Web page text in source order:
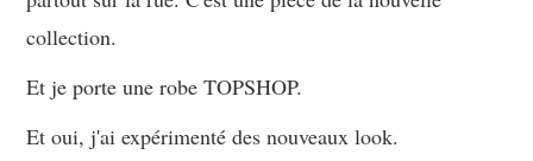
collection.
Et je porte une robe TOPSHOP.
Et oui, j'ai expérimenté des nouveaux look.